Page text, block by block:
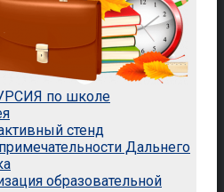
по школе
стенд
Дальнего
образовательной